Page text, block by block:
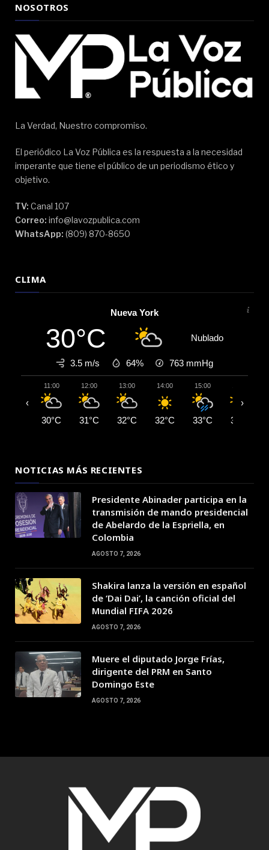
NOSOTROS
La Verdad, Nuestro compromiso.
El periódico La Voz Pública es la respuesta a la necesidad
imperante que tiene el público de un periodismo ético y
objetivo.
TV: Canal 107
Correo: info@lavozpublica.com
WhatsApp: (809) 870-8650
CLIMA
Nueva York
30°C Nublado
3.5 m/s 64% 763 mmHg
11:00
30°C
12:00
31°C
13:00
32°C
14:00
32°C
15:00
33°C 33°C
‹ ›
NOTICIAS MÁS RECIENTES
Presidente Abinader participa en la
transmisión de mando presidencial
de Abelardo de la Espriella, en
Colombia
AGOSTO 7, 2026
Shakira lanza la versión en español
de ‘Dai Dai’, la canción oficial del
Mundial FIFA 2026
AGOSTO 7, 2026
Muere el diputado Jorge Frías,
dirigente del PRM en Santo
Domingo Este
AGOSTO 7, 2026